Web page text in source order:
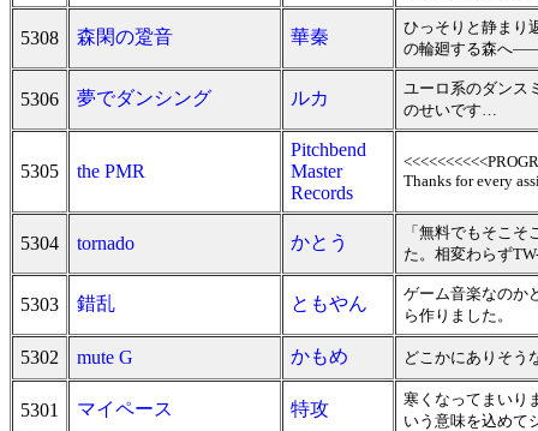
5308 森閑の跫音 華秦
ひっそりと静ま
の輪廻する森へ
5306 夢でダンシング ルカ
ユーロ系のダンス
のせいです…
5305 the PMR
Pitchbend
Master
Records
Thanks for every
5304 tornado かとう
「無料でもそこ
た。相変わらず
5303 錯乱 ともやん
ゲーム音楽なのか
ら作りました。
5302 mute G かもめ どこかにありそう
5301 マイペース 特攻
寒くなってまいり
いう意味を込めて